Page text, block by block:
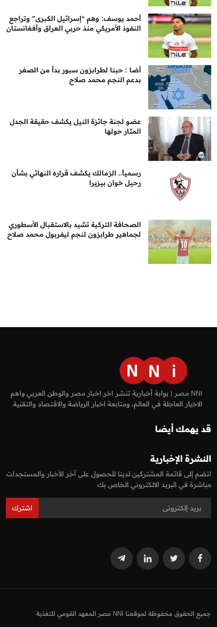
أحمد يوسف: وهم “إسرائيل الكبرى” وتراجع
النفوذ الأمريكي منذ حربي العراق وأفغانستان
أضا : حبنا لطرابزون سبور بدأ من الصغر
بدعم النجم محمد صلاح
عضو لجنة جائزة النيل يكشف حقيقة الجدل
المثار حولها
رسمياً.. الزمالك يكشف قراره النهائي بشأن
رحيل خوان بيزيرا
الصحافة التركية تشيد بالاستقبال الأسطوري
لجماهير طرابزون لنجم ليفربول محمد صلاح
NNI مصر | بوابة أخبارية تنشر اخر اخبار مصر والوطن العربي واهم
الاخبار العاجلة في العالم، ومتابعة اخبار الرياضة والاقتصاد والتقنية.
قد يهمك أيضا
النشرة الإخبارية
انضم إلى قائمة المشتركين لدينا للحصول على آخر الأخبار والمستجدات
مباشرة في البريد الالكتروني الخاص بك
اشترك
جميع الحقوق محفوظة لموقعنا NNI مصر المعهد القومي للتغذية